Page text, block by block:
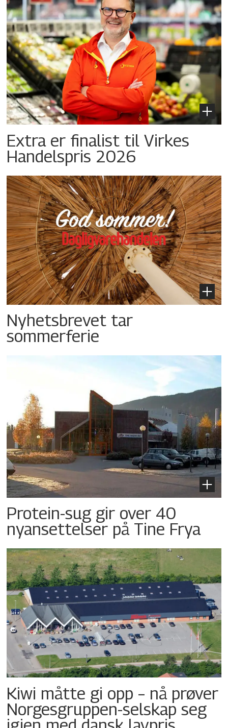
Extra er finalist til Virkes
Handelspris 2026
Nyhetsbrevet tar
sommerferie
Protein-sug gir over 40
nyansettelser på Tine Frya
Kiwi måtte gi opp – nå prøver
Norgesgruppen-selskap seg